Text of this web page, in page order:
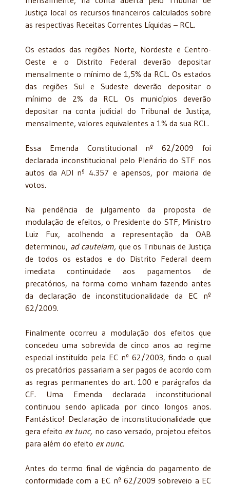
Justiça local os recursos financeiros calculados sobre
as respectivas Receitas Correntes Líquidas – RCL.
Os estados das regiões Norte, Nordeste e Centro-
Oeste e o Distrito Federal deverão depositar
mensalmente o mínimo de 1,5% da RCL. Os estados
das regiões Sul e Sudeste deverão depositar o
mínimo de 2% da RCL. Os municípios deverão
depositar na conta judicial do Tribunal de Justiça,
mensalmente, valores equivalentes a 1% da sua RCL.
Essa Emenda Constitucional nº 62/2009 foi
declarada inconstitucional pelo Plenário do STF nos
autos da ADI nº 4.357 e apensos, por maioria de
votos.
Na pendência de julgamento da proposta de
modulação de efeitos, o Presidente do STF, Ministro
Luiz Fux, acolhendo a representação da OAB
determinou, ad cautelam, que os Tribunais de Justiça
de todos os estados e do Distrito Federal deem
imediata continuidade aos pagamentos de
precatórios, na forma como vinham fazendo antes
da declaração de inconstitucionalidade da EC nº
62/2009.
Finalmente ocorreu a modulação dos efeitos que
concedeu uma sobrevida de cinco anos ao regime
especial instituído pela EC nº 62/2003, findo o qual
os precatórios passariam a ser pagos de acordo com
as regras permanentes do art. 100 e parágrafos da
CF. Uma Emenda declarada inconstitucional
continuou sendo aplicada por cinco longos anos.
Fantástico! Declaração de inconstitucionalidade que
gera efeito ex tunc, no caso versado, projetou efeitos
para além do efeito ex nunc.
Antes do termo final de vigência do pagamento de
conformidade com a EC nº 62/2009 sobreveio a EC